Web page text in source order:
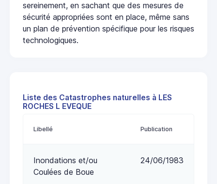
sereinement, en sachant que des mesures de
sécurité appropriées sont en place, même sans
un plan de prévention spécifique pour les risques
technologiques.
Liste des Catastrophes naturelles à LES
ROCHES L EVEQUE
Libellé Publication
Inondations et/ou
Coulées de Boue
24/06/1983